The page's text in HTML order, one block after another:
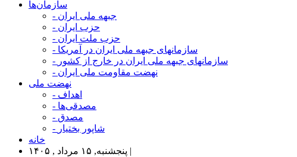
سازمان‌ها
- جبهه ملی ایران
- حزب ایران
- حزب ملت ایران
- سازمانهای جبهه ملی ایران در آمریکا
- سازمانهای جبهه ملی ایران در خارج از کشور
- نهضت مقاومت ملی ایران
نهضت ملی
- اهداف
- مصدقی‌ها
- مصدق
- شاپور بختیار
خانه
پنجشنبه, ۱۵ مرداد , ۱۴۰۵ |